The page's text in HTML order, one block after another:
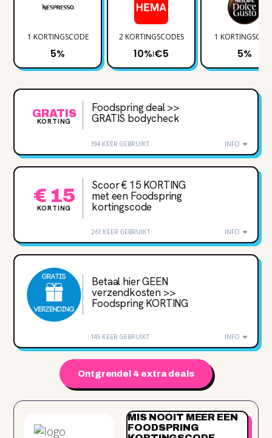
1 KORTINGSCODE
5%
2 KORTINGSCODES
10%|€5
1
5%
GRATIS
KORTING
Foodspring deal >>
GRATIS bodycheck
194 KEER GEBRUIKT INFO
€ 15
KORTING
Scoor € 15 KORTING
met een Foodspring
kortingscode
261 KEER GEBRUIKT INFO
Betaal hier GEEN
verzendkosten >>
Foodspring KORTING
145 KEER GEBRUIKT INFO
Ontgrendel 4 extra deals
MIS NOOIT MEER EEN
FOODSPRING